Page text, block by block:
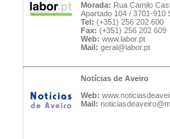
Morada: Rua Camilo
Apartado 104 / 3701-910
Tel: (+351) 256 202 600
Fax: (+351) 256 202 609
Web: www.labor.pt
Mail: geral@labor.pt
Notícias de Aveiro
Web:
Mail: